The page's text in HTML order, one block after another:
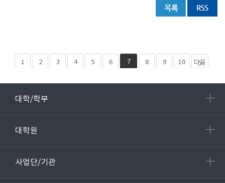
1 2 3 4 5 6 7 8 9 10
다음
대학/학부
대학원
사업단/기관